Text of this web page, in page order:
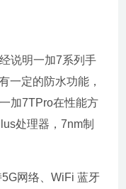
说明一加7系列手
一定的防水功能，
加7TPro在性能方
处理器，7nm制
网络、WiFi 蓝牙